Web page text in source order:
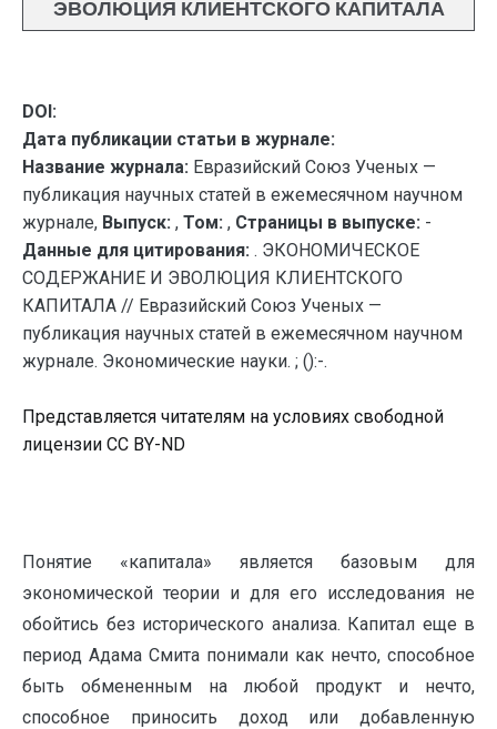
ЭВОЛЮЦИЯ КЛИЕНТСКОГО КАПИТАЛА
DOI:
Дата публикации статьи в журнале:
Название журнала: Евразийский Союз Ученых —
публикация научных статей в ежемесячном научном
журнале, Выпуск: , Том: , Страницы в выпуске: -
Данные для цитирования: . ЭКОНОМИЧЕСКОЕ
СОДЕРЖАНИЕ И ЭВОЛЮЦИЯ КЛИЕНТСКОГО
КАПИТАЛА // Евразийский Союз Ученых —
публикация научных статей в ежемесячном научном
журнале. Экономические науки. ; ():-.
Представляется читателям на условиях свободной
лицензии CC BY-ND
Понятие «капитала» является базовым для
экономической теории и для его исследования не
обойтись без исторического анализа. Капитал еще в
период Адама Смита понимали как нечто, способное
быть обмененным на любой продукт и нечто,
способное приносить доход или добавленную